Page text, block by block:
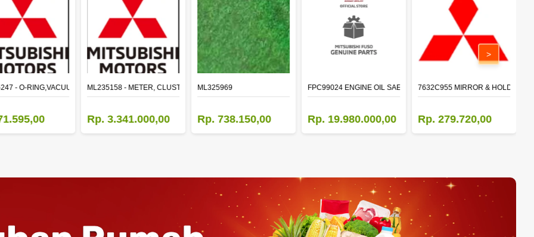
- O-RING,VACUUM PUMPML235158 - METER, CLUSTER CANTER
Rp. 3.341.000,00
ML325969
Rp. 738.150,00
FPC99024 ENGINE OIL SAE 15W-40 API CI-4 (200L)
Rp. 19.980.000,00
7632C955 MIRROR &
Rp. 279.720,00
>